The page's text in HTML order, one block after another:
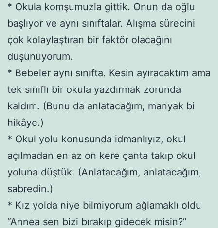
* Okula komşumuzla gittik. Onun da oğlu
başlıyor ve aynı sınıftalar. Alışma sürecini
çok kolaylaştıran bir faktör olacağını
düşünüyorum.
* Bebeler aynı sınıfta. Kesin ayıracaktım ama
tek sınıflı bir okula yazdırmak zorunda
kaldım. (Bunu da anlatacağım, manyak bi
hikâye.)
* Okul yolu konusunda idmanlıyız, okul
açılmadan en az on kere çanta takıp okul
yoluna düştük. (Anlatacağım, anlatacağım,
sabredin.)
* Kız yolda niye bilmiyorum ağlamaklı oldu
“Annea sen bizi bırakıp gidecek misin?”